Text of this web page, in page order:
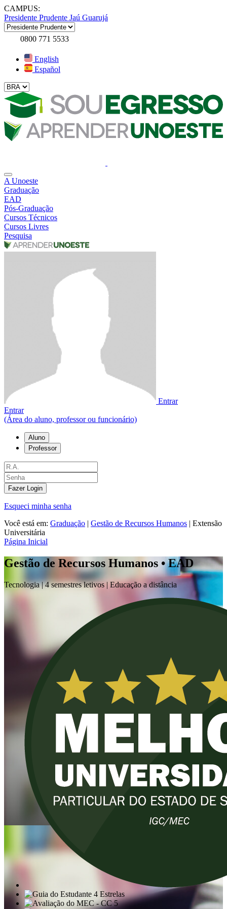
CAMPUS:
Presidente Prudente Jaú Guarujá
0800 771 5533
English
Español
A Unoeste
Graduação
EAD
Pós-Graduação
Cursos Técnicos
Cursos Livres
Pesquisa
Entrar
Entrar
(Área do aluno, professor ou funcionário)
Aluno
Professor
Fazer Login
Esqueci minha senha
Você está em: Graduação | Gestão de Recursos Humanos | Extensão
Universitária
Página Inicial
Gestão de Recursos Humanos • EAD
Tecnologia |4 semestres letivos | Educação a distância